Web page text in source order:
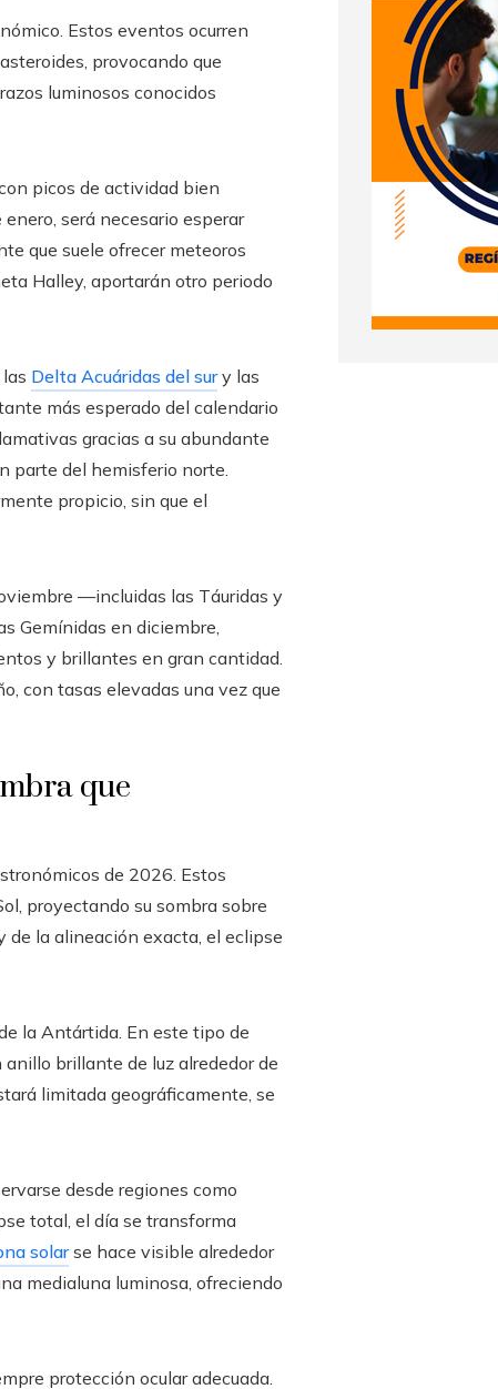
Estos eventos ocurren
provocando que
luminosos conocidos
picos de actividad bien
será necesario esperar
que suele ofrecer meteoros
Halley, aportarán otro periodo
Delta Acuáridas del sury las
más esperado del calendario
gracias a su abundante
parte del hemisferio norte.
propicio, sin que el
—incluidas las Táuridas y
Gemínidas en diciembre,
y brillantes en gran cantidad.
con tasas elevadas una vez que
que
de 2026. Estos
proyectando su sombra sobre
de la alineación exacta, el eclipse
la Antártida. En este tipo de
brillante de luz alrededor de
limitada geográficamente, se
desde regiones como
total, el día se transforma
solarse hace visible alrededor
medialuna luminosa, ofreciendo
protección ocular adecuada.